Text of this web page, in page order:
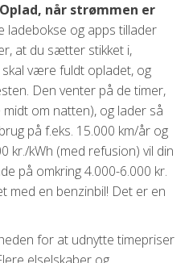
Oplad, når strømmen er
ladebokse og apps tillader
at du sætter stikket i,
være fuldt opladet, og
Den venter på de timer,
om natten), og lader så
på f.eks. 15.000 km/år og
kr./kWh (med refusion) vil din
på omkring 4.000-6.000 kr.
med en benzinbil! Det er en
for at udnytte timepriser